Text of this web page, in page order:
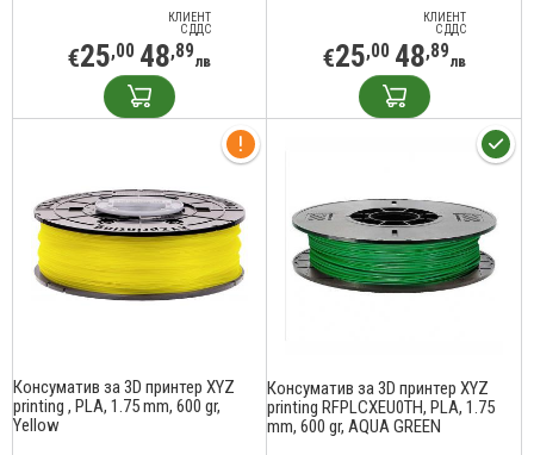
КЛИЕНТ
С ДДС
€25,00 48,89лв
КЛИЕНТ
С ДДС
€25,00 48,89лв
Консуматив за 3D принтер XYZ
printing , PLA, 1.75 mm, 600 gr,
Yellow
Консуматив за 3D принтер XYZ
printing RFPLCXEU0TH, PLA, 1.75
mm, 600 gr, AQUA GREEN